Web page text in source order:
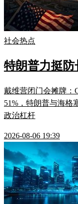
社会热点
特朗普力挺
戴维营闭门会摊牌：
51%，特朗普与海格
政治杠杆
2026-08-06 19:39